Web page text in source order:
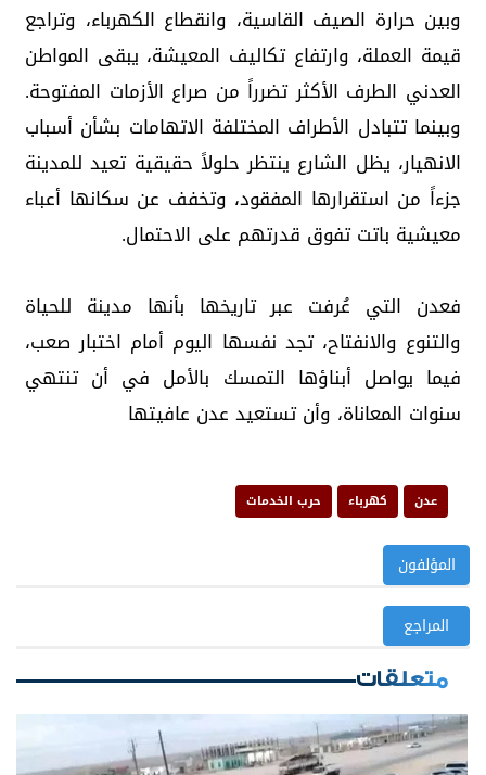
وبين حرارة الصيف القاسية، وانقطاع الكهرباء، وتراجع
قيمة العملة، وارتفاع تكاليف المعيشة، يبقى المواطن
العدني الطرف الأكثر تضرراً من صراع الأزمات المفتوحة.
وبينما تتبادل الأطراف المختلفة الاتهامات بشأن أسباب
الانهيار، يظل الشارع ينتظر حلولاً حقيقية تعيد للمدينة
جزءاً من استقرارها المفقود، وتخفف عن سكانها أعباء
معيشية باتت تفوق قدرتهم على الاحتمال.
فعدن التي عُرفت عبر تاريخها بأنها مدينة للحياة
والتنوع والانفتاح، تجد نفسها اليوم أمام اختبار صعب،
فيما يواصل أبناؤها التمسك بالأمل في أن تنتهي
سنوات المعاناة، وأن تستعيد عدن عافيتها
عدن كهرباء حرب الخدمات
المؤلفون
المراجع
متعلقات